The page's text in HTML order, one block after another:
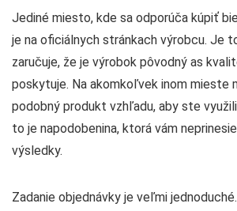
Jediné miesto, kde sa odporúča kúpiť
je na oficiálnych stránkach výrobcu. Je
zaručuje, že je výrobok pôvodný as
poskytuje. Na akomkoľvek inom mieste
podobný produkt vzhľadu, aby ste
to je napodobenina, ktorá vám
výsledky.
Zadanie objednávky je veľmi